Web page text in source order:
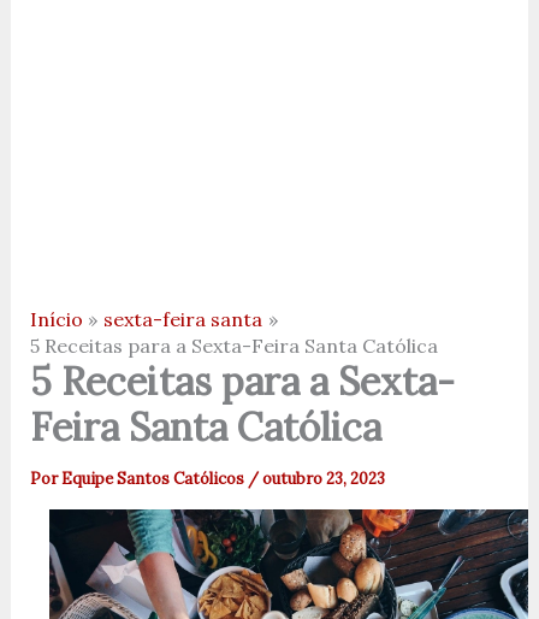
Início
sexta-feira santa
5 Receitas para a Sexta-Feira Santa Católica
5 Receitas para a Sexta-
Feira Santa Católica
PorEquipe Santos Católicos /outubro 23, 2023